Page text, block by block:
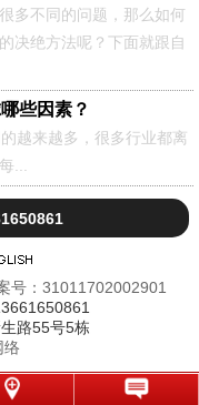
多不同的问题，那么如何
决绝方法呢？下面就跟自
些因素？
越来越多，很多行业都离
...
号：31011702002901
路55号5栋
络